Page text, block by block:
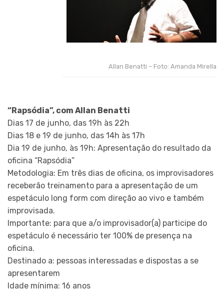
Allan Benatti – Foto: Amanda Mirella
“Rapsódia”, com Allan Benatti
Dias 17 de junho, das 19h às 22h
Dias 18 e 19 de junho, das 14h às 17h
Dia 19 de junho, às 19h: Apresentação do resultado da
oficina “Rapsódia”
Metodologia: Em três dias de oficina, os improvisadores
receberão treinamento para a apresentação de um
espetáculo long form com direção ao vivo e também
improvisada.
Importante: para que a/o improvisador(a) participe do
espetáculo é necessário ter 100% de presença na
oficina.
Destinado a: pessoas interessadas e dispostas a se
apresentarem
Idade mínima: 16 anos